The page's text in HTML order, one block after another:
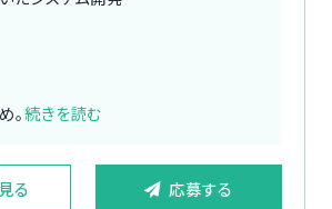
。続きを読む
る 応募する